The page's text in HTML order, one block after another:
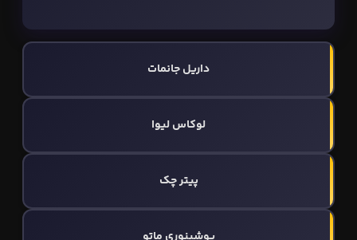
داریل جانمات
لوکاس لیوا
پیتر چک